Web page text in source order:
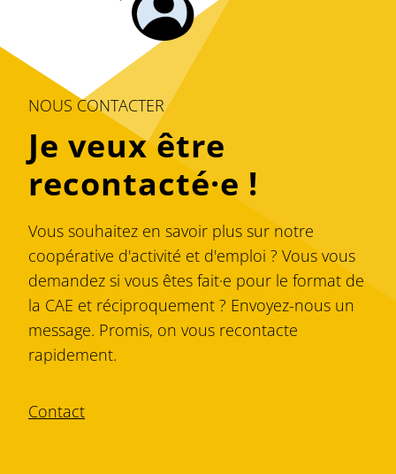
NOUS CONTACTER
Je veux être
recontacté·e !
Vous souhaitez en savoir plus sur notre
coopérative d'activité et d'emploi ? Vous vous
demandez si vous êtes fait·e pour le format de
la CAE et réciproquement ? Envoyez-nous un
message. Promis, on vous recontacte
rapidement.
Contact